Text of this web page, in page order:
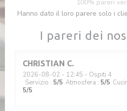
I pareri dei
CHRISTIAN C
2026-08-02 - 12:45 - Ospiti 4
Servizio : 5/5 Atmosfera : 5/5
5/5
100% pareri
Hanno dato il loro parere solo i